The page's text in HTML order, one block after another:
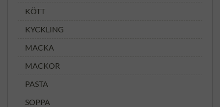
KÖTT
KYCKLING
MACKA
MACKOR
PASTA
SOPPA